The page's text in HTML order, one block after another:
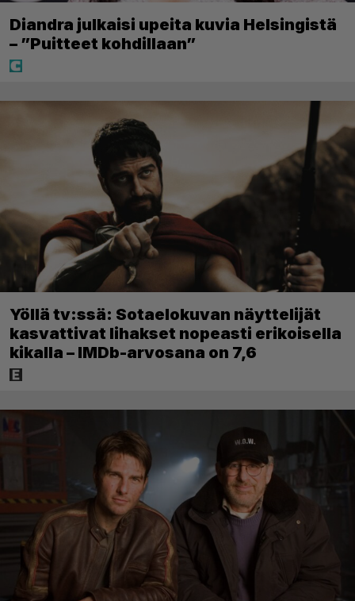
Diandra julkaisi upeita kuvia Helsingistä
– ”Puitteet kohdillaan”
Yöllä tv:ssä: Sotaelokuvan näyttelijät
kasvattivat lihakset nopeasti erikoisella
kikalla – IMDb-arvosana on 7,6